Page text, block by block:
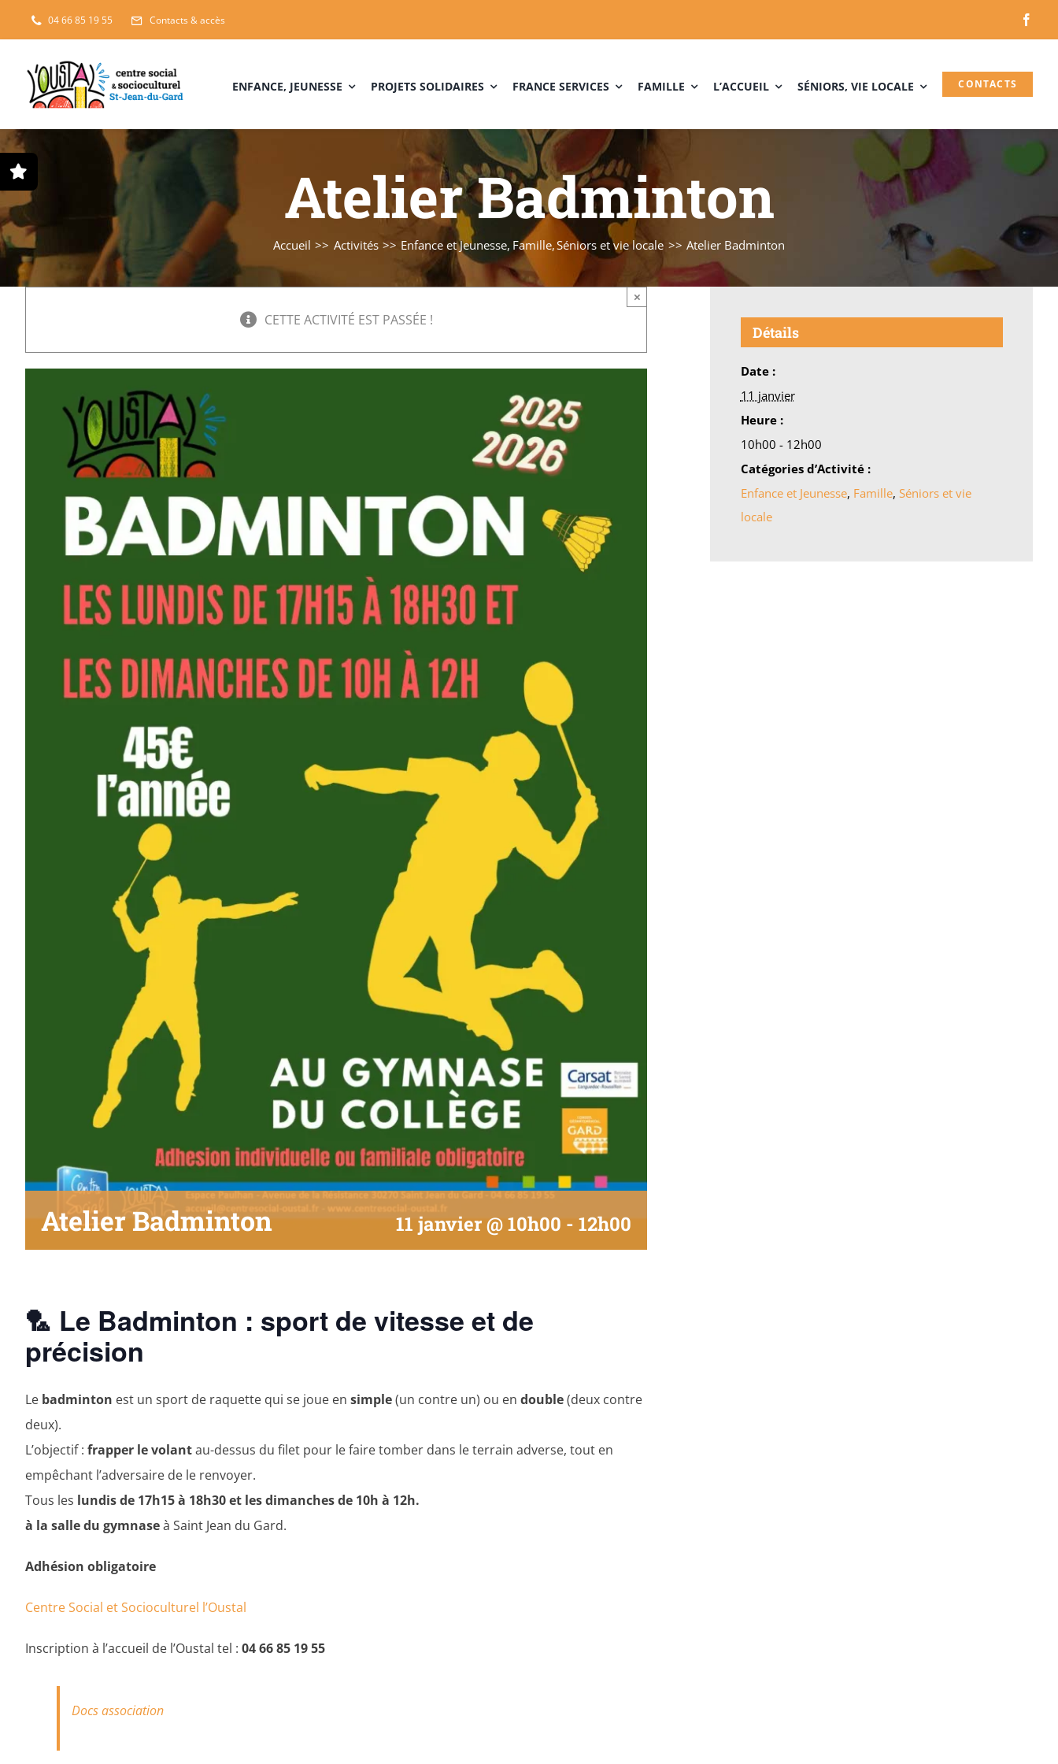
Passer
au
contenu
04 66 85 19 55 Contacts & accès
ENFANCE, JEUNESSE PROJETS SOLIDAIRES FRANCE SERVICES FAMILLE L’ACCUEIL SÉNIORS, VIE LOCALE CONTACTS
Atelier Badminton
Accueil Activités Enfance et Jeunesse Famille Séniors et vie locale Atelier Badminton
CETTE ACTIVITÉ EST PASSÉE !
×
Atelier Badminton 11 janvier @ 10h00-12h00
🏸 Le Badminton : sport de vitesse et de
précision
Le badminton est un sport de raquette qui se joue en simple(un contre un) ou en double(deux contre
deux).
L’objectif : frapper le volantau-dessus du filet pour le faire tomber dans le terrain adverse, tout en
empêchant l’adversaire de le renvoyer.
Tous les lundis de 17h15 à 18h30 et les dimanches de 10h à 12h.
à la salle du gymnaseà Saint Jean du Gard.
Adhésion obligatoire
Centre Social et Socioculturel l’Oustal
Inscription à l’accueil de l’Oustal tel : 04 66 85 19 55
Docs association
Détails
Date :
11 janvier
Heure :
10h00 - 12h00
Catégories d’Activité :
Enfance et Jeunesse, Famille, Séniors et vie
locale